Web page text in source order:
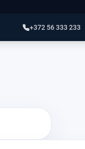
+372 56 333 233